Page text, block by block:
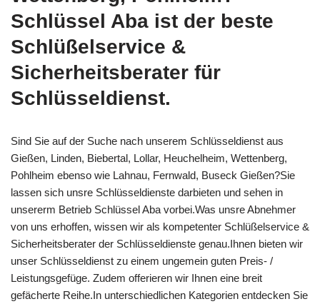
Schlüssel Aba ist der beste
Schlüßelservice &
Sicherheitsberater für
Schlüsseldienst.
Sind Sie auf der Suche nach unserem Schlüsseldienst aus
Gießen, Linden, Biebertal, Lollar, Heuchelheim, Wettenberg,
Pohlheim ebenso wie Lahnau, Fernwald, Buseck Gießen?Sie
lassen sich unsre Schlüsseldienste darbieten und sehen in
unsererm Betrieb Schlüssel Aba vorbei.Was unsre Abnehmer
von uns erhoffen, wissen wir als kompetenter Schlüßelservice &
Sicherheitsberater der Schlüsseldienste genau.Ihnen bieten wir
unser Schlüsseldienst zu einem ungemein guten Preis- /
Leistungsgefüge. Zudem offerieren wir Ihnen eine breit
gefächerte Reihe.In unterschiedlichen Kategorien entdecken Sie